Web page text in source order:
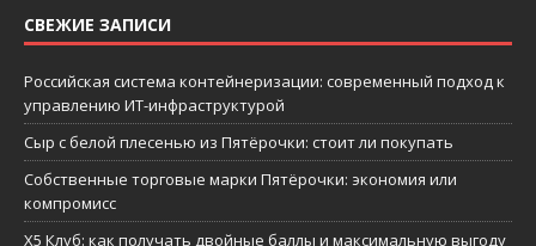
СВЕЖИЕ ЗАПИСИ
Российская система контейнеризации: современный подход к
управлению ИТ-инфраструктурой
Сыр с белой плесенью из Пятёрочки: стоит ли покупать
Собственные торговые марки Пятёрочки: экономия или
компромисс
X5 Клуб: как получать двойные баллы и максимальную выгоду